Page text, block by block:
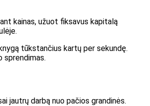
kainas, užuot fiksavus kapitalą
tūkstančius kartų per sekundę.
sprendimas.
jautrų darbą nuo pačios grandinės.